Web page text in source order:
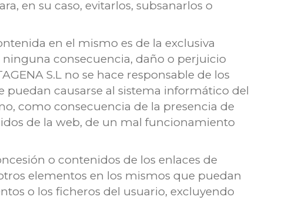
en su caso, evitarlos, subsanarlos o
en el mismo es de la exclusiva
ninguna consecuencia, daño o perjuicio
S.L no se hace responsable de los
puedan causarse al sistema informático del
como consecuencia de la presencia de
de la web, de un mal funcionamiento
o contenidos de los enlaces de
elementos en los mismos que puedan
o los ficheros del usuario, excluyendo